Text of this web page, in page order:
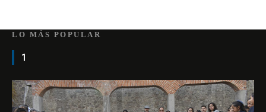
LO MÁS POPULAR
1